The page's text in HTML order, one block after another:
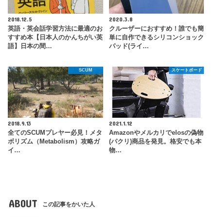
2018.12.5
英語・英会話学習方法に最適のお
すすめ本【日本人のかんちがい英
語】日本の間…
2020.3.8
クルーザーにおすすめ！誰でも簡
単に自作できるシリコンショック
パッド(ライ…
SCUM
2018.9.13
全てのSCUMプレヤー必見！メタ
ボリズム（Metabolism）攻略ガ
イ…
スケートボード
2021.1.12
Amazonやメルカリでelosの偽物
(パクリ)商品を発見。格安でも本
物…
ABOUT この記事をかいた人